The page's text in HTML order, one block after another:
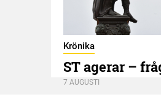
Krönika
ST agerar –
7 AUGUSTI